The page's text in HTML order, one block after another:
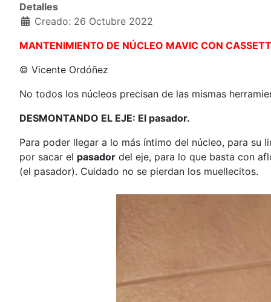
Detalles
Creado: 26 Octubre 2022
MANTENIMIENTO DE NÚCLEO MAVIC CON
© Vicente Ordóñez
No todos los núcleos precisan de las mismas
DESMONTANDO EL EJE: El pasador.
Para poder llegar a lo más íntimo del núcleo, para su
por sacar el pasador del eje, para lo que basta con
(el pasador). Cuidado no se pierdan los muellecitos.